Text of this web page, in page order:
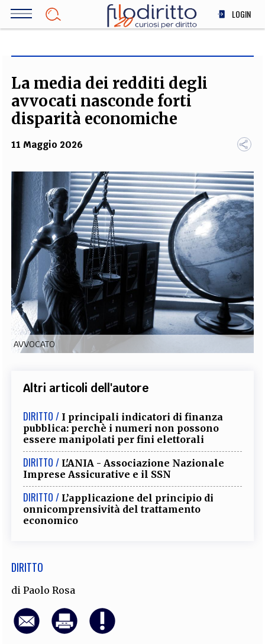
Salta
LOGIN
SOCIETÀ
MEDICINA
SCIENZA
TEAM
FILODIRITTO REDAZIONE COMITATO SCIENTIFICO AUTORI CURATORI
FOTOGRAFI PARTNER COLLABORA CON NOI
EXTRA
CODICI RUBRICHE LIBRI PROCEEDINGS PUBBLICITÀ CONTATTI
SOCIAL MEDIA
La media dei redditi degli
avvocati nasconde forti
disparità economiche
11 Maggio 2026
AVVOCATO
Altri articoli dell'autore
DIRITTO / I principali indicatori di finanza
pubblica: perchè i numeri non possono
essere manipolati per fini elettorali
DIRITTO / L'ANIA - Associazione Nazionale
Imprese Assicurative e il SSN
DIRITTO / L’applicazione del principio di
onnicomprensività del trattamento
economico
DIRITTO
diPaolo Rosa